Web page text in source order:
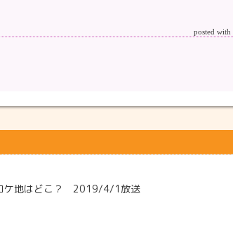
posted with
ケ地はどこ？ 2019/4/1放送